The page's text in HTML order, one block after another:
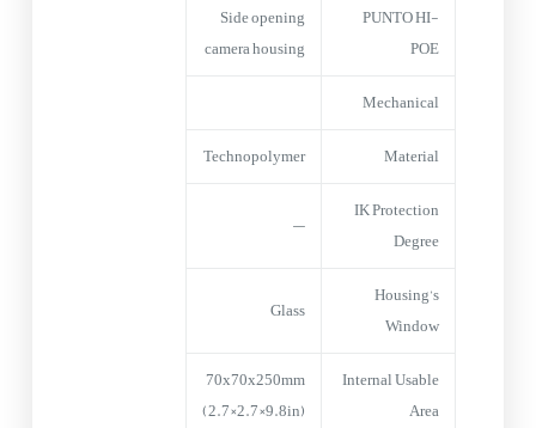
PUNTO HI-
POE
Side opening
camera housing
Mechanical
Material
Technopolymer
IK Protection
Degree
—
Housing’s
Window
Glass
Internal Usable
Area
70x70x250mm
(2.7×2.7×9.8in)